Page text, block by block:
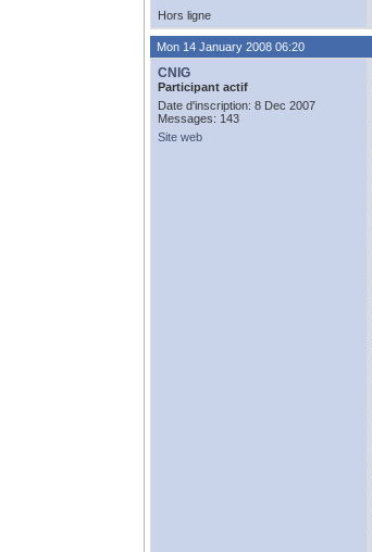
Hors ligne
Mon 14 January 2008 06:20
CNIG
Participant actif
Date d'inscription: 8 Dec 2007
Messages: 143
Site web